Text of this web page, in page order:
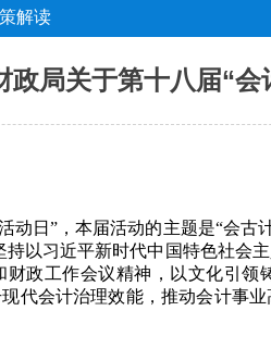
解读
政局关于第十八届“
动日”，本届活动的主题是“会古
持以习近平新时代中国特色社会
财政工作会议精神，以文化引领
代会计治理效能，推动会计事